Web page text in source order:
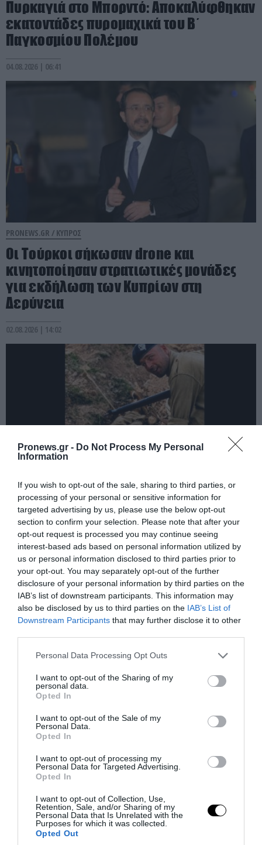
Pronews.gr - Do Not Process My Personal
Information
If you wish to opt-out of the sale, sharing to third parties, or
processing of your personal or sensitive information for
targeted advertising by us, please use the below opt-out
section to confirm your selection. Please note that after your
opt-out request is processed you may continue seeing
interest-based ads based on personal information utilized by
us or personal information disclosed to third parties prior to
your opt-out. You may separately opt-out of the further
disclosure of your personal information by third parties on the
IAB’s list of downstream participants. This information may
also be disclosed by us to third parties on the IAB’s List of
Downstream Participants that may further disclose it to other
Please note that this website/app uses one or more Google
not limited to your visit or usage behaviour. You may click to
grant or deny consent to Google and its third-party tags to
use your data for below specified purposes in below Google
consent section.
Personal Data Processing Opt Outs
I want to opt-out of the Sharing of my
personal data.
Opted In
I want to opt-out of the Sale of my
Personal Data.
Opted In
I want to opt-out of processing my
Personal Data for Targeted Advertising.
Opted In
I want to opt-out of Collection, Use,
Retention, Sale, and/or Sharing of my
Personal Data that Is Unrelated with the
Purposes for which it was collected.
Opted Out
Πυρκαγιά στο Mπορντό: Aποκαλύφθηκαν
εκατοντάδες πυρομαχικά του Β΄
Παγκοσμίου Πολέμου
04.08.2026 | 06:41
PRONEWS.GR / ΚΥΠΡΟΣ
Οι Τούρκοι σήκωσαν drone και
κινητοποίησαν στρατιωτικές μονάδες
για εκδήλωση των Κυπρίων στη
Δερύνεια
02.08.2026 | 14:02
PRONEWS.GR /ΚΥΠΡΟΣ
Η φωτογραφία Βρετανού στρατιώτη
δίπλα στη σορό του αγωνιστή της ΕΟΚΑ
Ανδρέα Σουρουκλή
01.08.2026 | 22:39
PRONEWS.GR /ΚΥΠΡΟΣ
4χρονο αγοράκι στην Κύπρο έμεινε
εγκεφαλικά νεκρό εξαιτίας της
μηνιγγίτιδας – Τι καταγγέλλουν οι
γονείς του
28.07.2026 | 21:11